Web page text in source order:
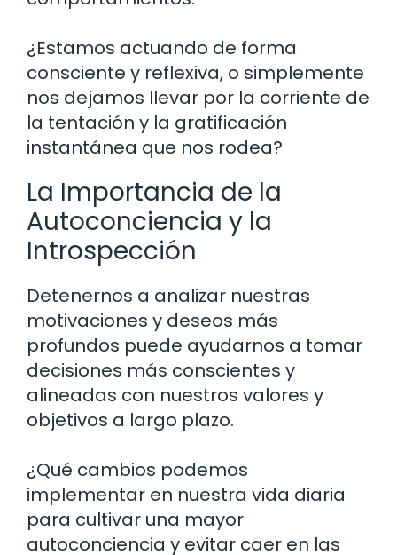
¿Estamos actuando de forma
consciente y reflexiva, o simplemente
nos dejamos llevar por la corriente de
la tentación y la gratificación
instantánea que nos rodea?
La Importancia de la
Autoconciencia y la
Introspección
Detenernos a analizar nuestras
motivaciones y deseos más
profundos puede ayudarnos a tomar
decisiones más conscientes y
alineadas con nuestros valores y
objetivos a largo plazo.
¿Qué cambios podemos
implementar en nuestra vida diaria
para cultivar una mayor
autoconciencia y evitar caer en las